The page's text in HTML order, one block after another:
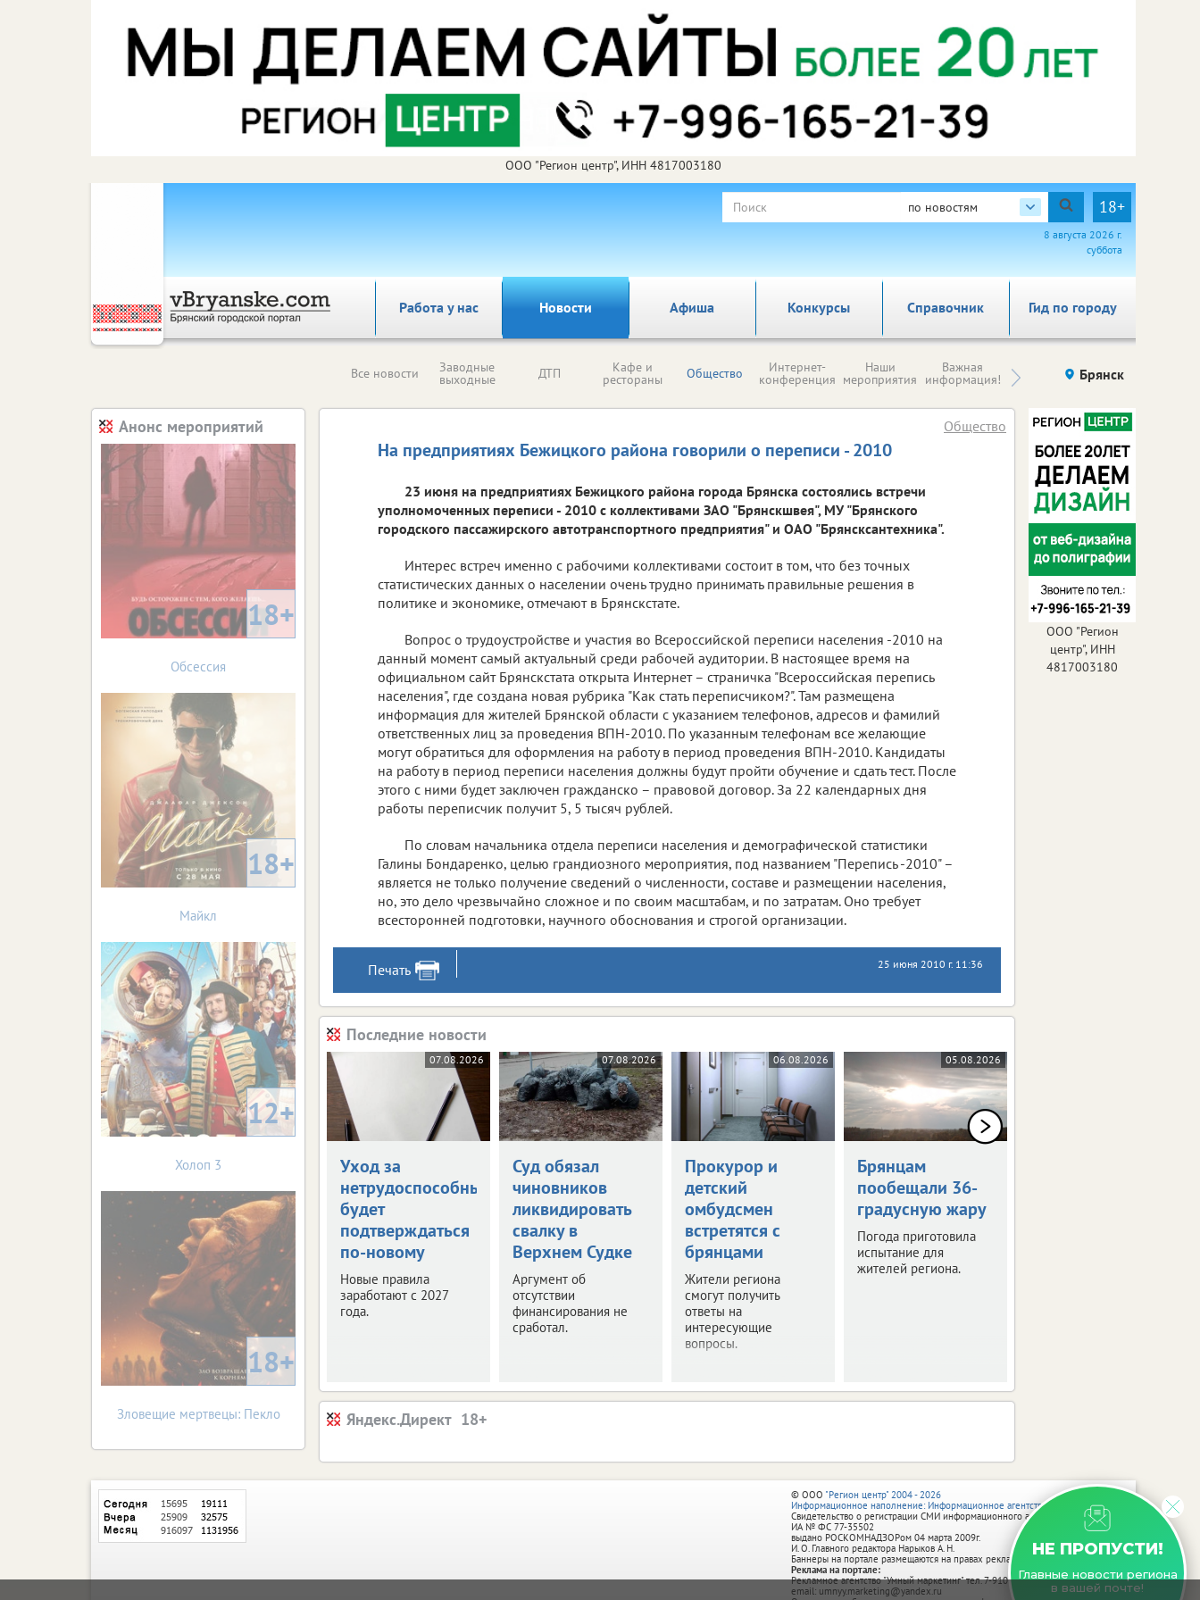
ООО "Регион центр", ИНН 4817003180
по новостям 18+
8 августа 2026 г.
суббота
Работа у нас Новости Афиша Справочник Гид по городу
Конкурсы
Все новости Заводные
выходные ДТП Кафе и
рестораны Общество Интернет-
конференция
Наши
мероприятия
Важная
информация! Происшествия Здоровье
Брянск
На предприятиях Бежицкого района говорили о переписи - 2010
Общество
23 июня на предприятиях Бежицкого района города Брянска состоялись встречи
уполномоченных переписи - 2010 с коллективами ЗАО "Брянскшвея", МУ "Брянского
городского пассажирского автотранспортного предприятия" и ОАО "Брянсксантехника".
Интерес встреч именно с рабочими коллективами состоит в том, что без точных
статистических данных о населении очень трудно принимать правильные решения в
политике и экономике, отмечают в Брянскстате.
Вопрос о трудоустройстве и участия во Всероссийской переписи населения -2010 на
данный момент самый актуальный среди рабочей аудитории. В настоящее время на
официальном сайт Брянскстата открыта Интернет – страничка "Всероссийская перепись
населения", где создана новая рубрика "Как стать переписчиком?". Там размещена
информация для жителей Брянской области с указанием телефонов, адресов и фамилий
ответственных лиц за проведения ВПН-2010. По указанным телефонам все желающие
могут обратиться для оформления на работу в период проведения ВПН-2010. Кандидаты
на работу в период переписи населения должны будут пройти обучение и сдать тест. После
этого с ними будет заключен гражданско – правовой договор. За 22 календарных дня
работы переписчик получит 5, 5 тысяч рублей.
По словам начальника отдела переписи населения и демографической статистики
Галины Бондаренко, целью грандиозного мероприятия, под названием "Перепись -2010" –
является не только получение сведений о численности, составе и размещении населения,
но, это дело чрезвычайно сложное и по своим масштабам, и по затратам. Оно требует
всесторонней подготовки, научного обоснования и строгой организации.
Печать 25 июня 2010 г. 11:36
Последние новости
07.08.2026
Уход за
нетрудоспособными
будет
подтверждаться
по-новому
Новые правила
заработают с 2027
года.
07.08.2026
Суд обязал
чиновников
ликвидировать
свалку в
Верхнем Судке
Аргумент об
отсутствии
финансирования не
сработал.
06.08.2026
Прокурор и
детский
омбудсмен
встретятся с
брянцами
Жители региона
смогут получить
ответы на
интересующие
вопросы.
05.08.2026
Брянцам
пообещали 36-
градусную жару
Погода приготовила
испытание для
жителей региона.
Яндекс.Директ
Анонс мероприятий
18+
Обсессия
18+
Майкл
12+
Холоп 3
18+
Зловещие мертвецы: Пекло
ООО "Регион
центр", ИНН
4817003180
НЕ ПРОПУСТИ!
Главные новости региона
в вашей почте!
© ООО "Регион центр" 2004 - 2026
Информационное наполнение: Информационное агентство vRossii.ru
Свидетельство о регистрации СМИ информационного агентства vRossii.ru
ИА № ФС 77‑35502
выдано РОСКОМНАДЗОРом 04 марта 2009г.
И. О. Главного редактора Нарыков А. Н.
Баннеры на портале размещаются на правах рекламы.
Реклама на портале:
Рекламное агентство "Умный маркетинг" тел. 7-910-267-70-40,
email: umnyy.marketing@yandex.ru